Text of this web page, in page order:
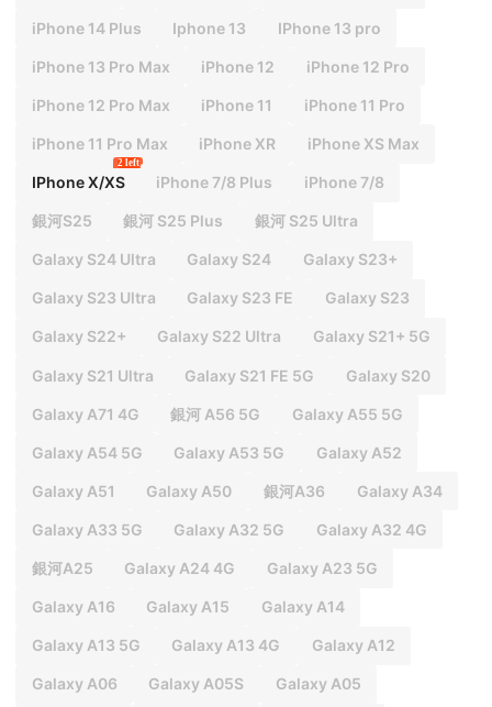
iPhone 14 Plus Iphone 13 IPhone 13 pro
iPhone 13 Pro Max iPhone 12 iPhone 12 Pro
iPhone 12 Pro Max iPhone 11 iPhone 11 Pro
iPhone 11 Pro Max iPhone XR iPhone XS Max
IPhone X/XS
2 left
iPhone 7/8 Plus iPhone 7/8
銀河S25 銀河 S25 Plus 銀河 S25 Ultra
Galaxy S24 Ultra Galaxy S24 Galaxy S23+
Galaxy S23 Ultra Galaxy S23 FE Galaxy S23
Galaxy S22+ Galaxy S22 Ultra Galaxy S21+ 5G
Galaxy S21 Ultra Galaxy S21 FE 5G Galaxy S20
Galaxy A71 4G 銀河 A56 5G Galaxy A55 5G
Galaxy A54 5G Galaxy A53 5G Galaxy A52
Galaxy A51 Galaxy A50 銀河A36 Galaxy A34
Galaxy A33 5G Galaxy A32 5G Galaxy A32 4G
銀河A25 Galaxy A24 4G Galaxy A23 5G
Galaxy A16 Galaxy A15 Galaxy A14
Galaxy A13 5G Galaxy A13 4G Galaxy A12
Galaxy A06 Galaxy A05S Galaxy A05